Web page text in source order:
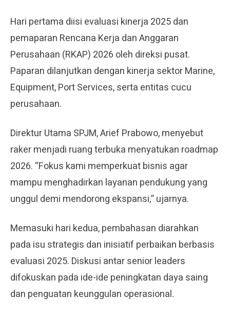
Hari pertama diisi evaluasi kinerja 2025 dan
pemaparan Rencana Kerja dan Anggaran
Perusahaan (RKAP) 2026 oleh direksi pusat.
Paparan dilanjutkan dengan kinerja sektor Marine,
Equipment, Port Services, serta entitas cucu
perusahaan.
Direktur Utama SPJM, Arief Prabowo, menyebut
raker menjadi ruang terbuka menyatukan roadmap
2026. “Fokus kami memperkuat bisnis agar
mampu menghadirkan layanan pendukung yang
unggul demi mendorong ekspansi,” ujarnya.
Memasuki hari kedua, pembahasan diarahkan
pada isu strategis dan inisiatif perbaikan berbasis
evaluasi 2025. Diskusi antar senior leaders
difokuskan pada ide-ide peningkatan daya saing
dan penguatan keunggulan operasional.